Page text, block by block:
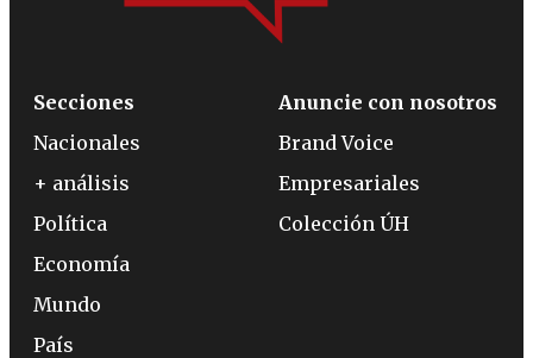
Secciones
Nacionales
+ análisis
Política
Economía
Mundo
País
Anuncie con nosotros
Brand Voice
Empresariales
Colección ÚH